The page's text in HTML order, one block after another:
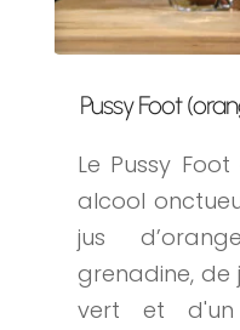
Pussy Foot
Le Pussy
alcool
jus
grenadine, de
vert et d'un